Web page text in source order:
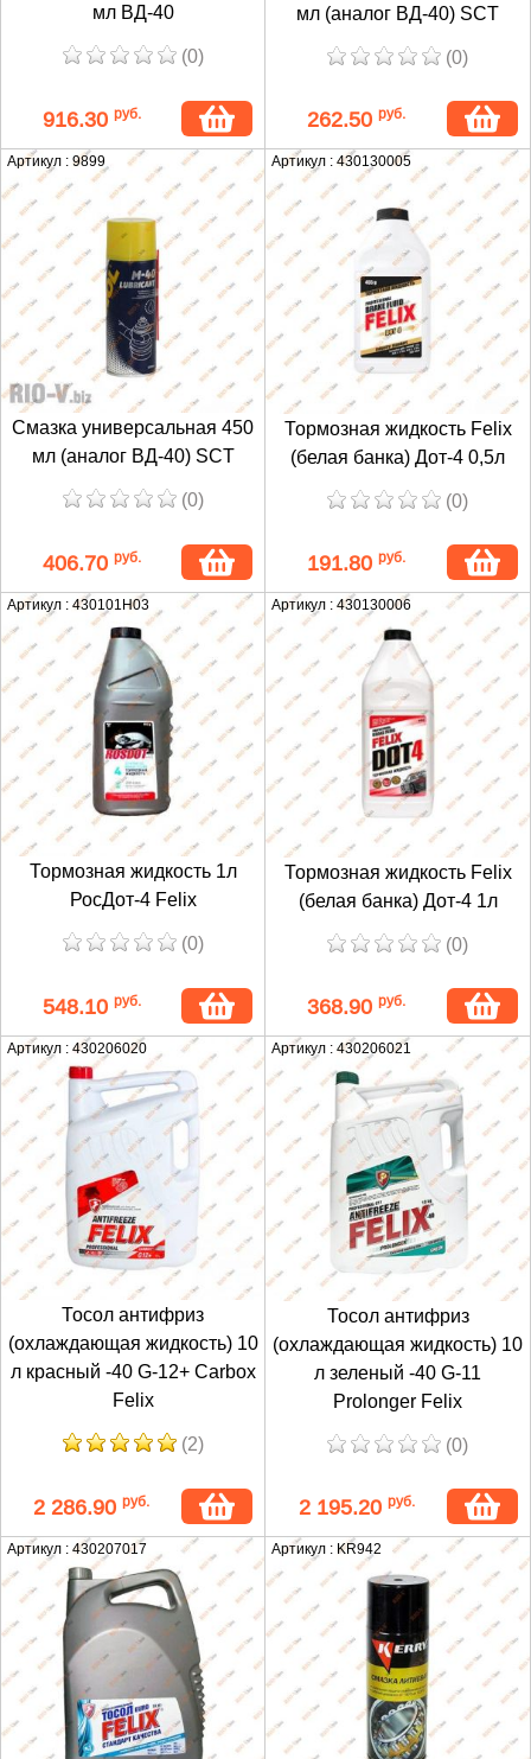
мл ВД-40
(0)
916.30 руб.
мл (аналог ВД-40) SCT
(0)
262.50 руб.
Артикул : 9899
Смазка универсальная 450
мл (аналог ВД-40) SCT
(0)
406.70 руб.
Артикул : 430130005
Тормозная жидкость Felix
(белая банка) Дот-4 0,5л
(0)
191.80 руб.
Артикул : 430101Н03
Тормозная жидкость 1л
РосДот-4 Felix
(0)
548.10 руб.
Артикул : 430130006
Тормозная жидкость Felix
(белая банка) Дот-4 1л
(0)
368.90 руб.
Артикул : 430206020
Тосол антифриз
(охлаждающая жидкость) 10
л красный -40 G-12+ Carbox
Felix
(2)
2 286.90 руб.
Артикул : 430206021
Тосол антифриз
(охлаждающая жидкость) 10
л зеленый -40 G-11
Prolonger Felix
(0)
2 195.20 руб.
Артикул : 430207017 Артикул : KR942